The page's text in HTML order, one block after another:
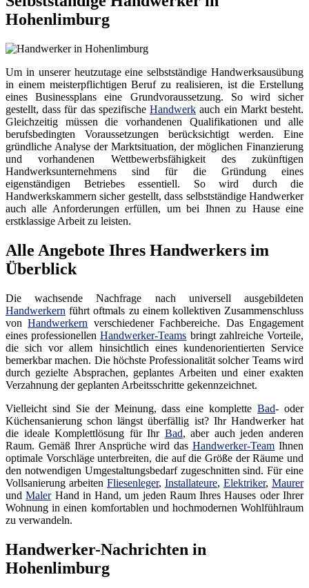
Hohenlimburg
Um in unserer heutzutage eine selbstständige Handwerksausübung
in einem meisterpflichtigen Beruf zu realisieren, ist die Erstellung
eines Businessplans eine Grundvoraussetzung. So wird sicher
gestellt, dass für das spezifischeHandwerk auch ein Markt besteht.
Gleichzeitig müssen die vorhandenen Qualifikationen und alle
berufsbedingten Voraussetzungen berücksichtigt werden. Eine
gründliche Analyse der Marktsituation, der möglichen Finanzierung
und vorhandenen Wettbewerbsfähigkeit des zukünftigen
Handwerksunternehmens sind für die Gründung eines
eigenständigen Betriebes essentiell. So wird durch die
Handwerkskammern sicher gestellt, dass selbstständige Handwerker
auch alle Anforderungen erfüllen, um bei Ihnen zu Hause eine
erstklassige Arbeit zu leisten.
Alle Angebote Ihres Handwerkers im
Überblick
Die wachsende Nachfrage nach universell ausgebildeten
Handwerkern führt oftmals zu einem kollektiven Zusammenschluss
vonHandwerkern verschiedener Fachbereiche. Das Engagement
eines professionellenHandwerker-Teams bringt zahlreiche Vorteile,
die sich vor allem hinsichtlich eines kundenorientierten Service
bemerkbar machen. Die höchste Professionalität solcher Teams wird
durch gezielte Absprachen, geplantes Arbeiten und einer exakten
Verzahnung der geplanten Arbeitsschritte gekennzeichnet.
Vielleicht sind Sie der Meinung, dass eine kompletteBad- oder
Küchensanierung schon längst überfällig ist? Ihr Handwerker hat
die ideale Komplettlösung für Ihr Bad, aber auch jeden anderen
Raum. Gemäß Ihrer Ansprüche wird dasHandwerker-Team Ihnen
optimale Vorschläge unterbreiten, die auf die Größe der Räume und
den notwendigen Umgestaltungsbedarf zugeschnitten sind. Für eine
Vollsanierung arbeiten Fliesenleger, Installateure, Elektriker, Maurer
undMalerHand in Hand, um jeden Raum Ihres Hauses oder Ihrer
Wohnung in einen komfortablen und hochmodernen Wohlfühlraum
zu verwandeln.
Handwerker-Nachrichten in
Hohenlimburg